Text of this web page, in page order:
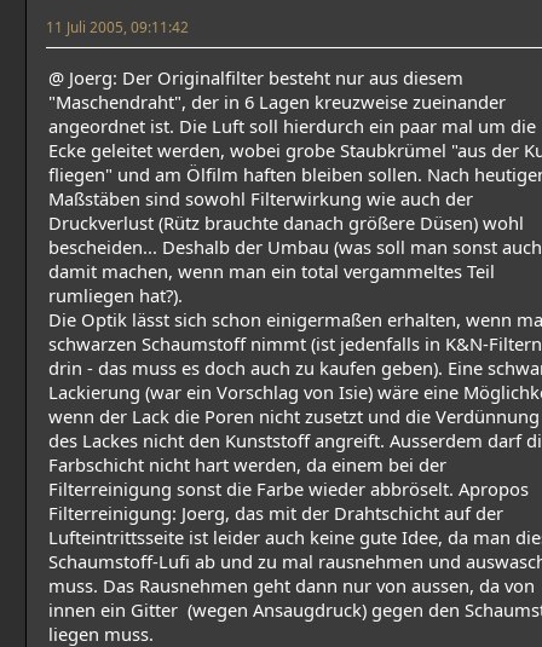
11 Juli 2005, 09:11:42
@ Joerg: Der Originalfilter besteht nur aus diesem
"Maschendraht", der in 6 Lagen kreuzweise zueinander
angeordnet ist. Die Luft soll hierdurch ein paar mal um die
Ecke geleitet werden, wobei grobe Staubkrümel "aus der
fliegen" und am Ölfilm haften bleiben sollen. Nach
Maßstäben sind sowohl Filterwirkung wie auch der
Druckverlust (Rütz brauchte danach größere Düsen) wohl
bescheiden... Deshalb der Umbau (was soll man sonst auch
damit machen, wenn man ein total vergammeltes Teil
rumliegen hat?).
Die Optik lässt sich schon einigermaßen erhalten, wenn
schwarzen Schaumstoff nimmt (ist jedenfalls in K&N-Filtern
drin - das muss es doch auch zu kaufen geben). Eine
Lackierung (war ein Vorschlag von Isie) wäre eine
wenn der Lack die Poren nicht zusetzt und die Verdünnung
des Lackes nicht den Kunststoff angreift. Ausserdem darf
Farbschicht nicht hart werden, da einem bei der
Filterreinigung sonst die Farbe wieder abbröselt. Apropos
Filterreinigung: Joerg, das mit der Drahtschicht auf der
Lufteintrittsseite ist leider auch keine gute Idee, da man
Schaumstoff-Lufi ab und zu mal rausnehmen und
muss. Das Rausnehmen geht dann nur von aussen, da von
innen ein Gitter (wegen Ansaugdruck) gegen den
liegen muss.